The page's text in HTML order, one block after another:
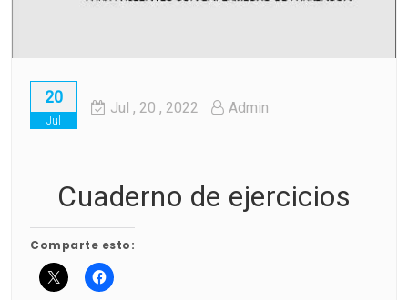
20
Jul
Jul , 20 , 2022 Admin
Cuaderno de ejercicios
Comparte esto: